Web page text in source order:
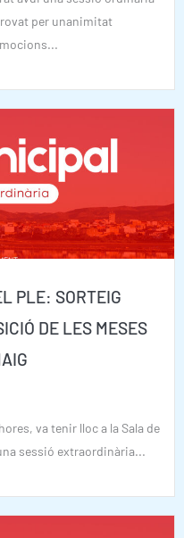
per unanimitat
PLE: SORTEIG
DE LES MESES
va tenir lloc a la Sala de
sessió extraordinària...